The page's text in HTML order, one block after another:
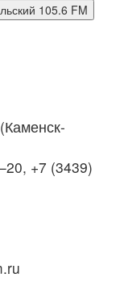
105.6 FM
+7 (3439)